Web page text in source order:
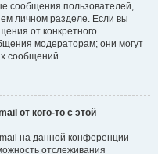
сообщения пользователей,
личном разделе. Если вы
от конкретного
модераторам; они могут
сообщений.
от кого-то с этой
на данной конференции
отслеживания